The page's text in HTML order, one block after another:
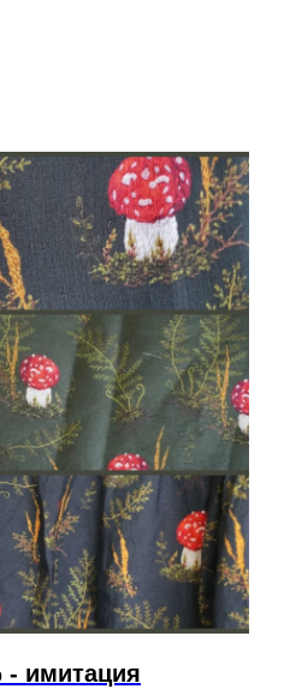
- имитация